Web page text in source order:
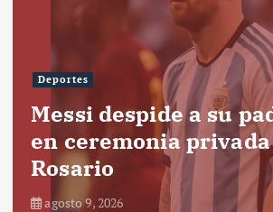
Deportes
Messi despide a su
en ceremonia
Rosario
agosto 9, 2026